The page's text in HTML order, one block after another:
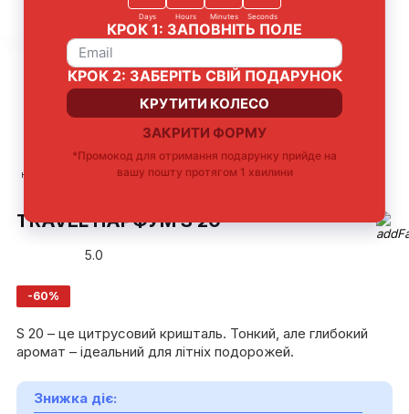
Стійкий
насичений шлейф
Французька
парфумерна
Зручний travel-
fomat
Ідеально для
TRAVEL ПАРФУМ S 20
5.0
-60%
S 20 – це цитрусовий кришталь. Тонкий, але глибокий
аромат – ідеальний для літніх подорожей.
Знижка діє: